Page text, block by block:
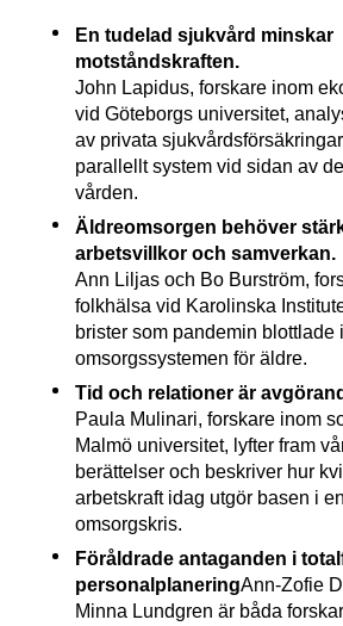
En tudelad sjukvård minskar
motståndskraften.
John Lapidus, forskare inom
vid Göteborgs universitet,
av privata
parallellt system vid sidan av
vården.
Äldreomsorgen behöver
arbetsvillkor och samverkan.
Ann Liljas och Bo Burström,
folkhälsa vid Karolinska
brister som pandemin blottlade
omsorgssystemen för äldre.
Tid och relationer är
Paula Mulinari, forskare inom
Malmö universitet, lyfter fram
berättelser och beskriver hur
arbetskraft idag utgör basen i
omsorgskris.
Föråldrade antaganden i
personalplaneringAnn-Zofie
Minna Lundgren är båda